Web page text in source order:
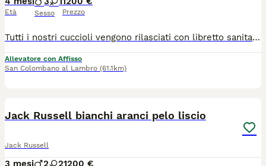
Età Sesso Prezzo
Tutti i nostri cuccioli vengono rilasciati con libretto sanitario, microchip vaccinazioni sverginati certificato Veterinario di buona salute, passaggio Asl e pedigree ROI. Ci sono due cuccioli a pelo raso e due a pelo broken.
Allevatore con Affisso
San Colombano al Lambro (61.1km)
Jack Russell bianchi aranci pelo liscio
Jack Russell
3 mesi 2 21200 €